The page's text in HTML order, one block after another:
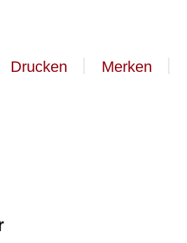
Drucken Merken